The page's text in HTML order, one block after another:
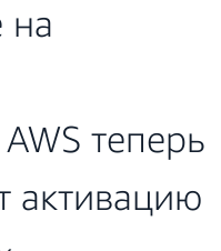
на
теперь
активацию